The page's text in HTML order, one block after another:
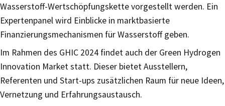
Wasserstoff-Wertschöpfungskette vorgestellt werden. Ein
Expertenpanel wird Einblicke in marktbasierte
Finanzierungsmechanismen für Wasserstoff geben.
Im Rahmen des GHIC 2024 findet auch der Green Hydrogen
Innovation Market statt. Dieser bietet Ausstellern,
Referenten und Start-ups zusätzlichen Raum für neue Ideen,
Vernetzung und Erfahrungsaustausch.